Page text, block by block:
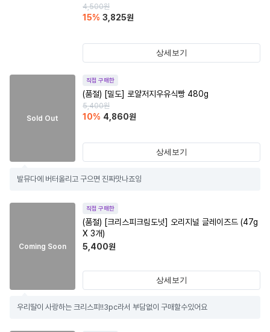
4,500원
15% 3,825원
상세보기
Sold Out
직접 구매한
(품절) [밀도] 로얄저지우유식빵 480g
5,400원
10% 4,860원
상세보기
발뮤다에 버터올리고 구으면 진짜맛나죠잉
Coming Soon
직접 구매한
(품절) [크리스피크림도넛] 오리지널 글레이즈드 (47g
X 3개)
5,400원
상세보기
우리딸이 사랑하는 크리스피!!3pc라서 부담없이 구매할수있어요